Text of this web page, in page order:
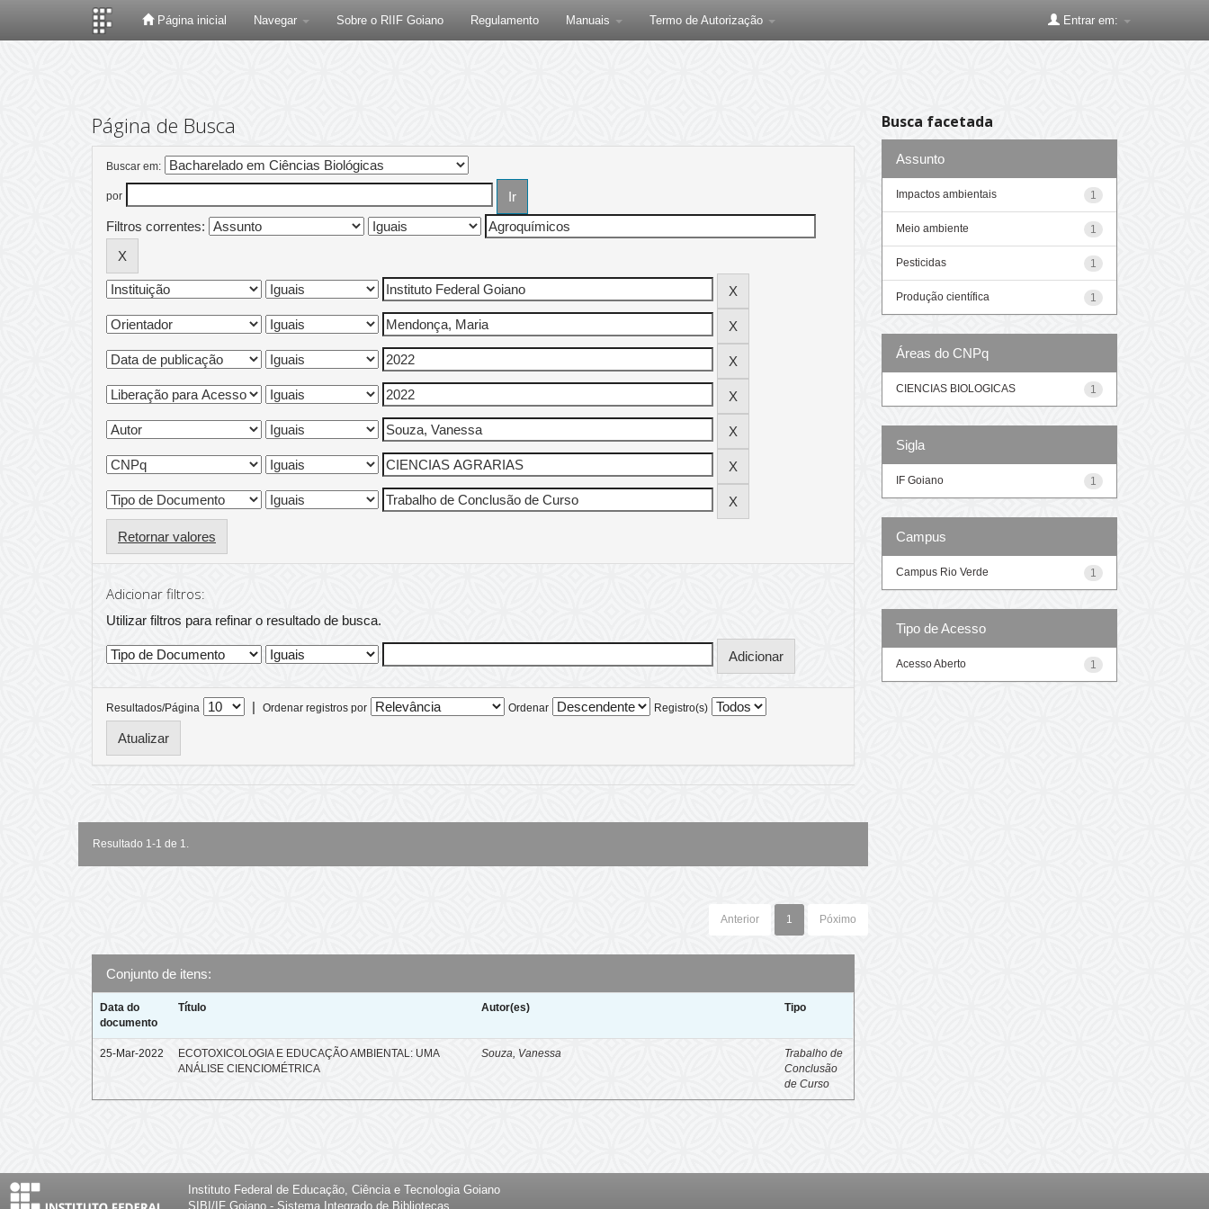
Página inicial Navegar Sobre o RIIF Goiano Regulamento Manuais Termo de Autorização Entrar em:
Página de Busca
Buscar em:
por
Filtros correntes:
Retornar valores
Adicionar filtros:
Utilizar filtros para refinar o resultado de busca.
Resultados/Página | Ordenar registros por Ordenar Registro(s)
Resultado 1-1 de 1.
Anterior 1 Póximo
Conjunto de itens:
Data do
documento
Título Autor(es) Tipo
25-Mar-2022
ECOTOXICOLOGIA E EDUCAÇÃO AMBIENTAL: UMA
ANÁLISE CIENCIOMÉTRICA
Souza, Vanessa
Trabalho de
Conclusão
de Curso
Busca facetada
Assunto
1
Impactos ambientais
1
Meio ambiente
1
Pesticidas
1
Produção científica
Áreas do CNPq
1
CIENCIAS BIOLOGICAS
Sigla
1
IF Goiano
Campus
1
Campus Rio Verde
Tipo de Acesso
1
Acesso Aberto
Instituto Federal de Educação, Ciência e Tecnologia Goiano
SIBI/IF Goiano - Sistema Integrado de Bibliotecas